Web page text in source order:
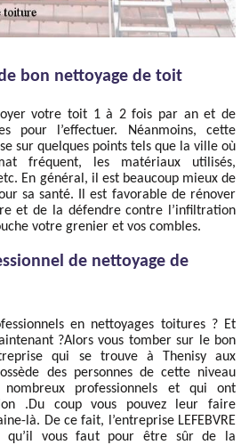
bon nettoyage de toit
votre toit 1 à 2 fois par an et de
pour l’effectuer. Néanmoins, cette
sur quelques points tels que la ville où
fréquent, les matériaux utilisés,
En général, il est beaucoup mieux de
sa santé. Il est favorable de rénover
et de la défendre contre l’infiltration
votre grenier et vos combles.
de nettoyage de
en nettoyages toitures ? Et
?Alors vous tomber sur le bon
qui se trouve à Thenisy aux
des personnes de cette niveau
professionnels et qui ont
.Du coup vous pouvez leur faire
là. De ce fait, l’entreprise LEFEBVRE
qu’il vous faut pour être sûr de la